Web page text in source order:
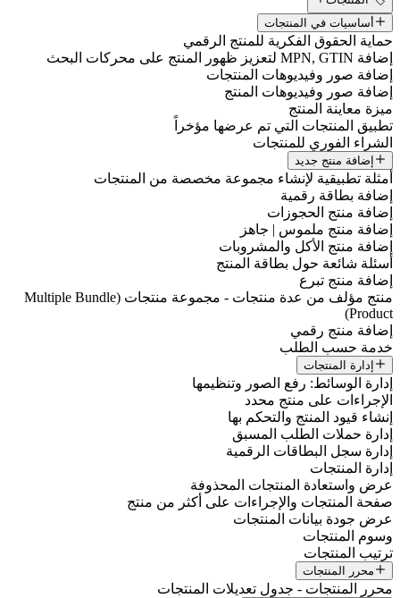
أساسيات في المنتجات
حماية الحقوق الفكرية للمنتج الرقمي
إضافة MPN, GTIN لتعزيز ظهور المنتج على محركات البحث
إضافة صور وفيديوهات المنتجات
إضافة صور وفيديوهات المنتج
ميزة معاينة المنتج
تطبيق المنتجات التي تم عرضها مؤخراً
الشراء الفوري للمنتجات
إضافة منتج جديد
أمثلة تطبيقية لإنشاء مجموعة مخصصة من المنتجات
إضافة بطاقة رقمية
إضافة منتج الحجوزات
إضافة منتج ملموس | جاهز
إضافة منتج الأكل والمشروبات
أسئلة شائعة حول بطاقة المنتج
إضافة منتج تبرع
منتج مؤلف من عدة منتجات - مجموعة منتجات (Multiple Bundle
Product)
إضافة منتج رقمي
خدمة حسب الطلب
إدارة المنتجات
إدارة الوسائط: رفع الصور وتنظيمها
الإجراءات على منتج محدد
إنشاء قيود المنتج والتحكم بها
إدارة حملات الطلب المسبق
إدارة سجل البطاقات الرقمية
إدارة المنتجات
عرض واستعادة المنتجات المحذوفة
صفحة المنتجات والإجراءات على أكثر من منتج
عرض جودة بيانات المنتجات
وسوم المنتجات
ترتيب المنتجات
محرر المنتجات
محرر المنتجات - جدول تعديلات المنتجات